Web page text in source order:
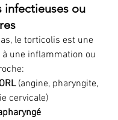
infectieuses ou
le torticolis est une
une inflammation ou
(angine, pharyngite,
cervicale)